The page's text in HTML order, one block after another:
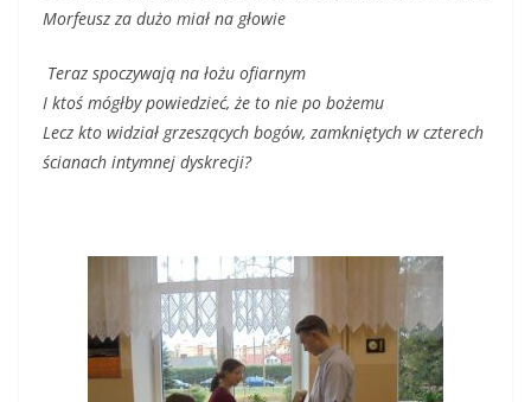
Morfeusz za dużo miał na głowie
Teraz spoczywają na łożu ofiarnym
I ktoś mógłby powiedzieć, że to nie po bożemu
Lecz kto widział grzeszących bogów, zamkniętych w czterech
ścianach intymnej dyskrecji?